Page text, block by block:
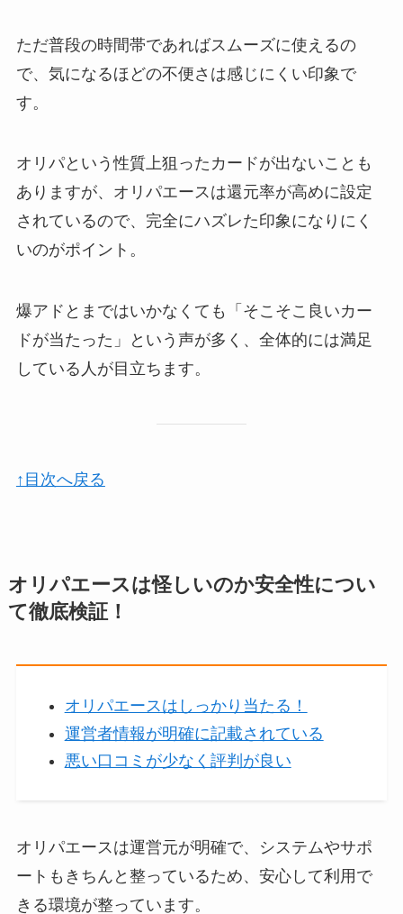
ただ普段の時間帯であればスムーズに使えるの
で、気になるほどの不便さは感じにくい印象で
す。
オリパという性質上狙ったカードが出ないことも
ありますが、オリパエースは還元率が高めに設定
されているので、完全にハズレた印象になりにく
いのがポイント。
爆アドとまではいかなくても「そこそこ良いカー
ドが当たった」という声が多く、全体的には満足
している人が目立ちます。
↑目次へ戻る
オリパエースは怪しいのか安全性につい
て徹底検証！
オリパエースはしっかり当たる！
運営者情報が明確に記載されている
悪い口コミが少なく評判が良い
オリパエースは運営元が明確で、システムやサポ
ートもきちんと整っているため、安心して利用で
きる環境が整っています。